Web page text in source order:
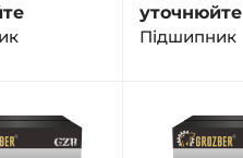
уточнюйте
Підшипник